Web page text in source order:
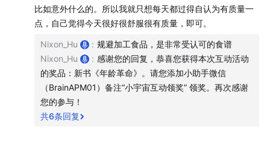
苹果特权：苹果广告底层逻辑/iPhone 15 和它的前任们
AI 相关：611款 AI 生产力工具/ 论文：1016 种职业，哪
些将被 AI 替代/ ChatGPT停止增长：污染和退化的风险
饮食健康相关：
比如意外什么的。所以我就只想每天都过得自认为有质量一
点，自己觉得今天很好很舒服很有质量，即可。
Nixon_Hu : 规避加工食品，是非常受认可的食谱
Nixon_Hu
: 感谢您的回复，恭喜您获得本次互动活动
的奖品：新书《年龄革命》。请您添加小助手微信
（BrainAPM01）备注“小宇宙互动领奖” 领奖。再次感谢
您的参与！
共6条回复